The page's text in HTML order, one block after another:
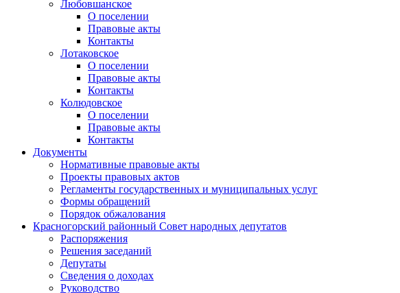
Любовшанское
О поселении
Правовые акты
Контакты
Лотаковское
О поселении
Правовые акты
Контакты
Колюдовское
О поселении
Правовые акты
Контакты
Документы
Нормативные правовые акты
Проекты правовых актов
Регламенты государственных и муниципальных услуг
Формы обращений
Порядок обжалования
Красногорский районный Совет народных депутатов
Распоряжения
Решения заседаний
Депутаты
Сведения о доходах
Руководство